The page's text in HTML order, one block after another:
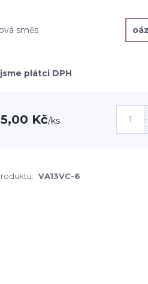
směs
plátci DPH
Kč/ks
VA13VC-6